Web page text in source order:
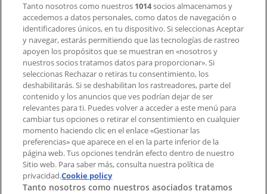
Contacto comercial y de marketing
Tienda mal colocada en el mapa
Notificar un folleto
¿Encontraste un problema en la web o en la
aplicación?
Índices
Marcas
Marcas locales
Negocios
Negocios cercanos
Tanto nosotros como nuestros 1014socios almacenamos y
accedemos a datos personales, como datos de navegación o
identificadores únicos, en tu dispositivo. Si seleccionas Aceptar
y navegar, estarás permitiendo que las tecnologías de rastreo
apoyen los propósitos que se muestran en «nosotros y
nuestros socios tratamos datos para proporcionar». Si
seleccionas Rechazar o retiras tu consentimiento, los
deshabilitarás. Si se deshabilitan los rastreadores, parte del
contenido y los anuncios que ves podrían dejar de ser
relevantes para ti. Puedes volver a acceder a este menú para
cambiar tus opciones o retirar el consentimiento en cualquier
momento haciendo clic en el enlace «Gestionar las
preferencias» que aparece en el en la parte inferior de la
página web. Tus opciones tendrán efecto dentro de nuestro
Sitio web. Para saber más, consulta nuestra política de
privacidad.Cookie policy
Tanto nosotros como nuestros asociados tratamos